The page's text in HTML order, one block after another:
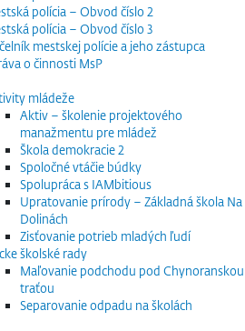
polícia – Obvod číslo 2
polícia – Obvod číslo 3
mestskej polície a jeho zástupca
o činnosti MsP
mládeže
Aktiv – školenie projektového
manažmentu pre mládež
Škola demokracie 2
Spoločné vtáčie búdky
Spolupráca s IAMbitious
Upratovanie prírody – Základná škola Na
Dolinách
Zisťovanie potrieb mladých ľudí
školské rady
Maľovanie podchodu pod Chynoranskou
traťou
Separovanie odpadu na školách